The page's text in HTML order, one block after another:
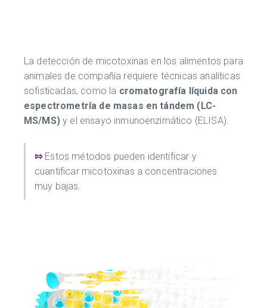
La detección de micotoxinas en los alimentos para
animales de compañía requiere técnicas analíticas
sofisticadas, como la cromatografía líquida con
espectrometría de masas en tándem (LC-
MS/MS)y el ensayo inmunoenzimático (ELISA).
⇰ Estos métodos pueden identificar y
cuantificar micotoxinas a concentraciones
muy bajas.